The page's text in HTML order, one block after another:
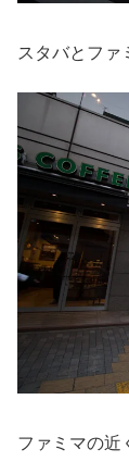
スタバとファ
ファミマの近